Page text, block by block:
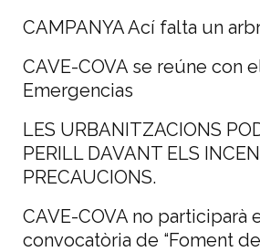
CAMPANYA Ací falta un
CAVE-COVA se reúne con
Emergencias
LES URBANITZACIONS
PERILL DAVANT ELS
PRECAUCIONS.
CAVE-COVA no participarà
convocatòria de “Foment